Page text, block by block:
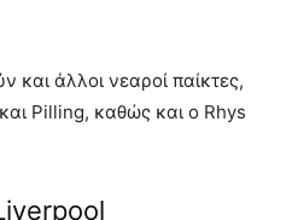
και άλλοι νεαροί παίκτες,
Pilling, καθώς και ο Rhys